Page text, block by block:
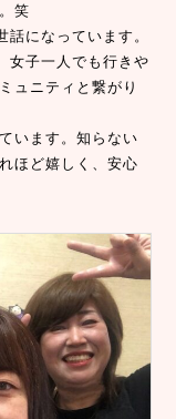
笑
になっています。
女子一人でも行きや
ュニティと繋がり
います。知らない
ほど嬉しく、安心